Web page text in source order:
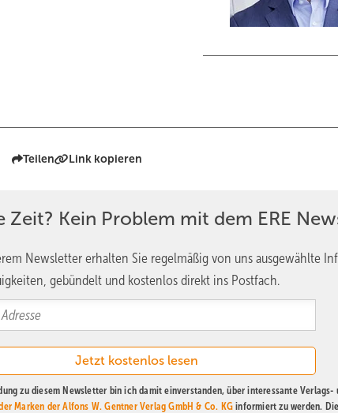
Teilen Link kopieren
Zeit? Kein Problem mit dem ERE
Newsletter erhalten Sie regelmäßig von uns ausgewählte
gebündelt und kostenlos direkt ins Postfach.
zu diesem Newsletter bin ich damit einverstanden, über interessante Verlags-
Marken der Alfons W. Gentner Verlag GmbH & Co. KG informiert zu werden.